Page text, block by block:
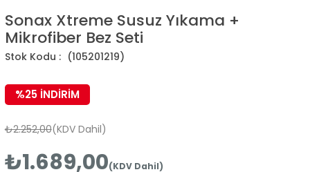
Sonax Xtreme Susuz Yıkama +
Mikrofiber Bez Seti
(105201219)
%25İNDIRIM
₺2.252,00(KDV Dahil)
₺1.689,00(KDV Dahil)